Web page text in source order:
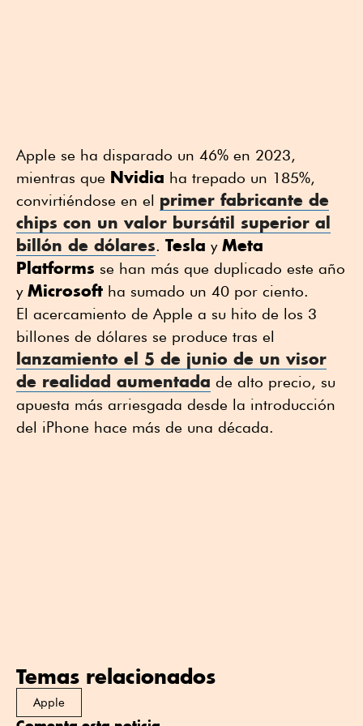
Apple se ha disparado un 46% en 2023,
mientras que Nvidia ha trepado un 185%,
convirtiéndose en el primer fabricante de
chips con un valor bursátil superior al
billón de dólares. Tesla y Meta
Platforms se han más que duplicado este año
y Microsoft ha sumado un 40 por ciento.
El acercamiento de Apple a su hito de los 3
billones de dólares se produce tras el
lanzamiento el 5 de junio de un visor
de realidad aumentada de alto precio, su
apuesta más arriesgada desde la introducción
del iPhone hace más de una década.
Temas relacionados
Apple